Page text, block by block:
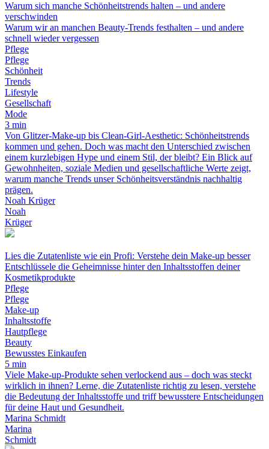
Warum sich manche Schönheitstrends halten – und andere
verschwinden
Warum wir an manchen Beauty-Trends festhalten – und andere
schnell wieder vergessen
Pflege
Pflege
Schönheit
Trends
Lifestyle
Gesellschaft
Mode
3 min
Von Glitzer-Make-up bis Clean-Girl-Aesthetic: Schönheitstrends
kommen und gehen. Doch was macht den Unterschied zwischen
einem kurzlebigen Hype und einem Stil, der bleibt? Ein Blick auf
Gewohnheiten, soziale Medien und gesellschaftliche Werte zeigt,
warum manche Trends unser Schönheitsverständnis nachhaltig
prägen.
Noah Krüger
Noah
Krüger
Lies die Zutatenliste wie ein Profi: Verstehe dein Make-up besser
Entschlüssele die Geheimnisse hinter den Inhaltsstoffen deiner
Kosmetikprodukte
Pflege
Pflege
Make-up
Inhaltsstoffe
Hautpflege
Beauty
Bewusstes Einkaufen
5 min
Viele Make-up-Produkte sehen verlockend aus – doch was steckt
wirklich in ihnen? Lerne, die Zutatenliste richtig zu lesen, verstehe
die Bedeutung der Inhaltsstoffe und triff bewusstere Entscheidungen
für deine Haut und Gesundheit.
Marina Schmidt
Marina
Schmidt